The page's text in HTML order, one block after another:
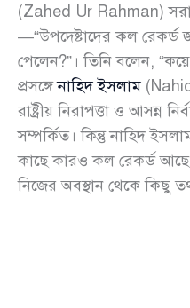
(Zahed Ur Rahman)
—“উপদেষ্টাদের কল রেকর্ড
পেলেন?”। তিনি বলেন,
প্রসঙ্গেনাহিদ ইসলাম
রাষ্ট্রীয় নিরাপত্তা ও আসন্ন
সম্পর্কিত। কিন্তু নাহিদ
কাছে কারও কল রেকর্ড
নিজের অবস্থান থেকে কিছু